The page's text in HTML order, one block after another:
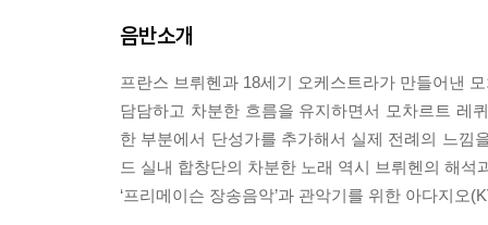
음반소개
프란스 브뤼헨과 18세기 오케스트라가 만들어낸
담담하고 차분한 흐름을 유지하면서 모차르트 레
한 부분에서 단성가를 추가해서 실제 전례의 느낌
드 실내 합창단의 차분한 노래 역시 브뤼헨의 해석
‘프리메이슨 장송음악’과 관악기를 위한 아다지오